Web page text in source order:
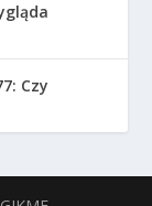
Czy